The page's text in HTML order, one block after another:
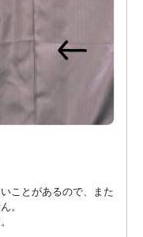
ことがあるので、また
。